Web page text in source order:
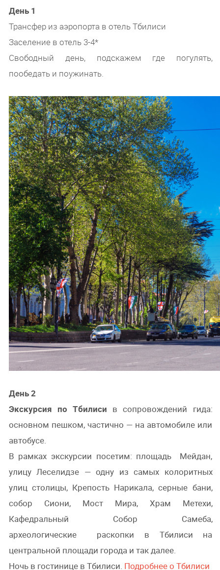
День 1
Трансфер из аэропортa в отель Тбилиси
Заселение в отель 3-4*
Свободный день, подскажем где погулять,
пообедать и поужинать.
День 2
Экскурсия по Тбилиси в сопровождений гида:
основном пешком, частично — на автомобиле или
автобусе.
В рамках экскурсии посетим: площадь Мейдан,
улицу Леселидзе — одну из самых колоритных
улиц столицы, Крепость Нарикала, серные бани,
собор Сиони, Мост Мира, Храм Метехи,
Кафедральный Собор Самеба,
археологические раскопки в Тбилиси на
центральной площади города и так далее.
Ночь в гостинице в Тбилиси. Подробнее о Тбилиси